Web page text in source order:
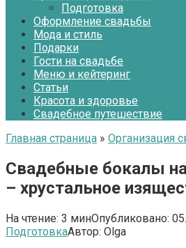
Подготовка
Оформление свадьбы
Мода и стиль
Подарки
Гости на свадьбе
Меню и кейтеринг
Статьи
Красота и здоровье
Свадебное путешествие
Главная страница » Организация
Свадебные бокалы
– хрустальное
На чтение: 3 минОпубликовано:
ПодготовкаАвтор: Olga